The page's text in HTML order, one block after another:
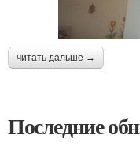
читать дальше →
Последние